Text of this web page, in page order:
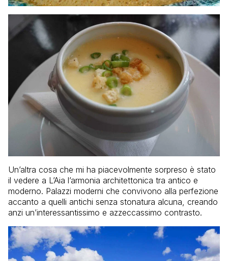
Un’altra cosa che mi ha piacevolmente sorpreso è stato
il vedere a L’Aia l’armonia architettonica tra antico e
moderno. Palazzi moderni che convivono alla perfezione
accanto a quelli antichi senza stonatura alcuna, creando
anzi un’interessantissimo e azzeccassimo contrasto.